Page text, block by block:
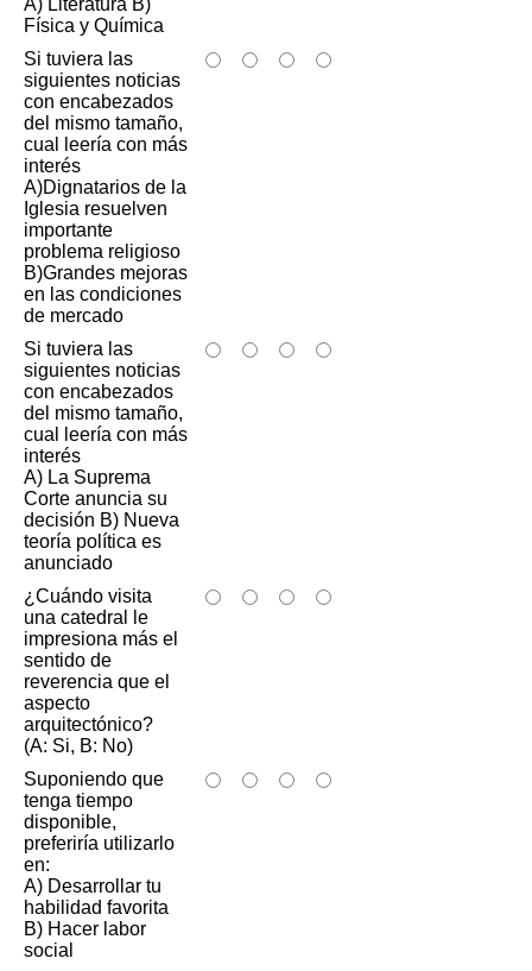
Física y Química
Si tuviera las
siguientes noticias
con encabezados
del mismo tamaño,
cual leería con más
interés
A)Dignatarios de la
Iglesia resuelven
importante
problema religioso
B)Grandes mejoras
en las condiciones
de mercado
Si tuviera las
siguientes noticias
con encabezados
del mismo tamaño,
cual leería con más
interés
A) La Suprema
Corte anuncia su
decisión B) Nueva
teoría política es
anunciado
¿Cuándo visita
una catedral le
impresiona más el
sentido de
reverencia que el
aspecto
arquitectónico?
(A: Si, B: No)
Suponiendo que
tenga tiempo
disponible,
preferiría utilizarlo
en:
A) Desarrollar tu
habilidad favorita
B) Hacer labor
social